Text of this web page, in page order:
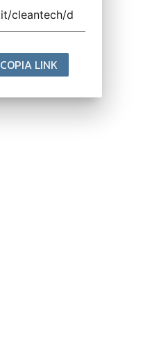
COPIA LINK